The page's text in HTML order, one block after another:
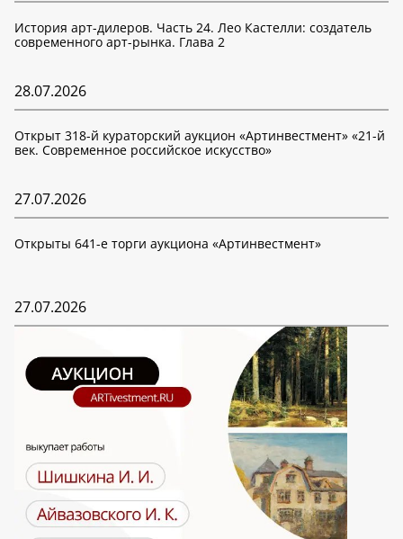
История арт-дилеров. Часть 24. Лео Кастелли: создатель
современного арт-рынка. Глава 2
28.07.2026
Открыт 318-й кураторский аукцион «Артинвестмент» «21-й
век. Современное российское искусство»
27.07.2026
Открыты 641-е торги аукциона «Артинвестмент»
27.07.2026